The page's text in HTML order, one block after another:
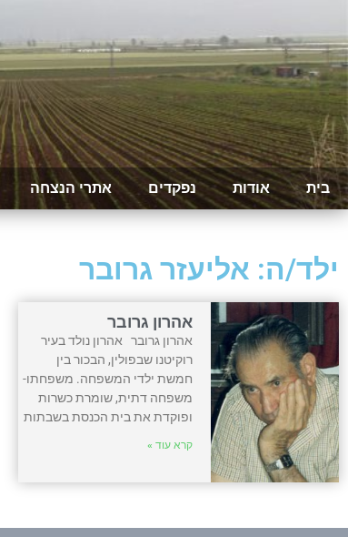
בית אודות נפקדים אתרי הנצחה
ילד/ה: אליעזר גרובר
אהרון גרובר
אהרון גרובר אהרון נולד בעיר
רוקיטנו שבפולין, הבכור בין
חמשת ילדי המשפחה. משפחתו-
משפחה דתית, שומרת כשרות
ופוקדת את בית הכנסת בשבתות
קרא עוד »